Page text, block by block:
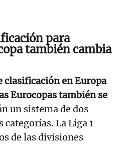
para
también cambia
clasificación en Europa
Eurocopas también se
un sistema de dos
La Liga 1
de las divisiones